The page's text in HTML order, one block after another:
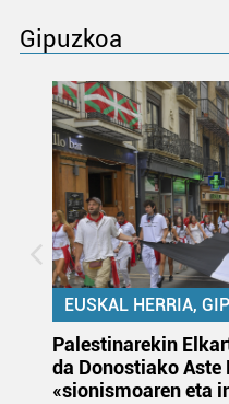
Gipuzkoa
EUSKAL HERRIA,
Palestinarekin
da Donostiako Aste
«sionismoaren eta